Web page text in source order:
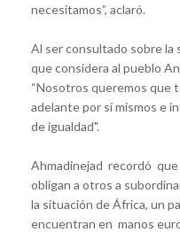
necesitamos”, aclaró.
Al ser consultado sobre la
que considera al pueblo
“Nosotros queremos que
adelante por sí mismos e
de igualdad".
Ahmadinejad recordó
obligan a otros a
la situación de África, un
encuentran en manos